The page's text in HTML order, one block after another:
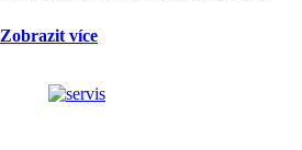
Zobrazit více